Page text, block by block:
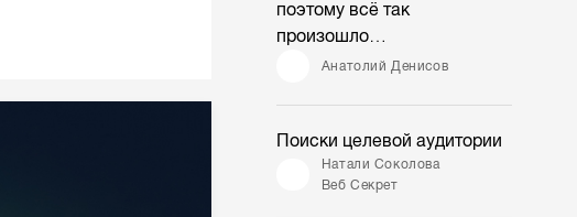
поэтому всё так
произошло…
Анатолий Денисов
Поиски целевой аудитории
Натали Соколова
Веб Секрет